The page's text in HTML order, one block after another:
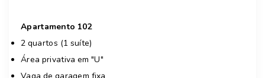
Apartamento 102
2 quartos (1 suíte)
Área privativa em "U"